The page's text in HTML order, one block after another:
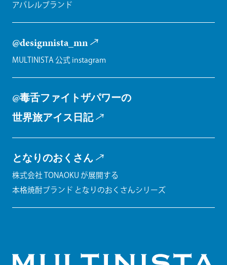
アパレルブランド
@designnista_mn
MULTINISTA 公式 instagram
@毒舌ファイトザパワーの
世界旅アイス日記
となりのおくさん
株式会社 TONAOKU が展開する
本格焼酎ブランド となりのおくさんシリーズ